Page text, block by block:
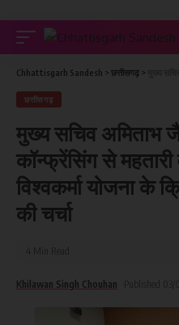
Chhattisgarh Sandesh > छत्तीसगढ़ >
छत्तीसगढ़
मुख्य सचिव अमिताभ
कॉन्फ्रेंसिंग से
विश्वकर्मा योजना के
की चर्चा
Khilawan Singh Chouhan